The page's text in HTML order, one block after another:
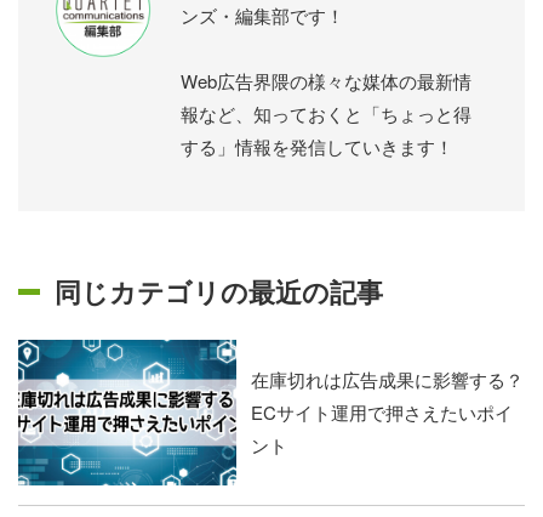
ンズ・編集部です！
Web広告界隈の様々な媒体の最新情
報など、知っておくと「ちょっと得
する」情報を発信していきます！
同じカテゴリの最近の記事
在庫切れは広告成果に影響する？
ECサイト運用で押さえたいポイ
ント